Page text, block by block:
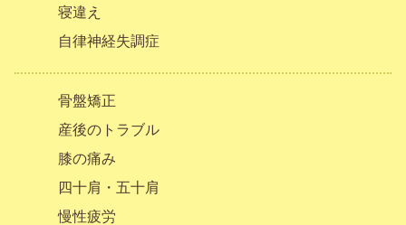
寝違え
自律神経失調症
骨盤矯正
産後のトラブル
膝の痛み
四十肩・五十肩
慢性疲労